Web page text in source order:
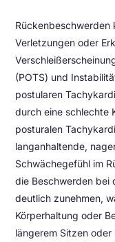
Rückenbeschwerden
Verletzungen oder
(POTS) und
postularen
durch eine schlechte
posturalen
langanhaltende,
Schwächegefühl im
die Beschwerden bei
deutlich zunehmen,
Körperhaltung oder
längerem Sitzen